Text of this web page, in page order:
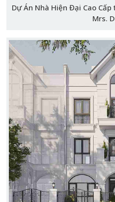
Dự Án Nhà Hiện Đại Cao
Mrs.